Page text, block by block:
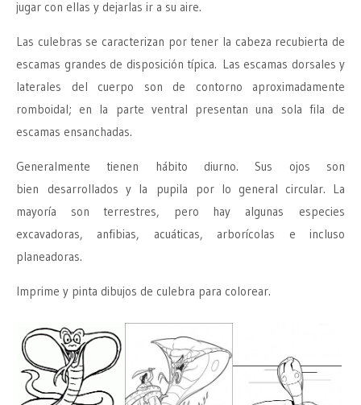
jugar con ellas y dejarlas ir a su aire.
Las culebras se caracterizan por tener la cabeza recubierta de
escamas grandes de disposición típica. Las escamas dorsales y
laterales del cuerpo son de contorno aproximadamente
romboidal; en la parte ventral presentan una sola fila de
escamas ensanchadas.
Generalmente tienen hábito diurno. Sus ojos son
bien desarrollados y la pupila por lo general circular. La
mayoría son terrestres, pero hay algunas especies
excavadoras, anfibias, acuáticas, arborícolas e incluso
planeadoras.
Imprime y pinta dibujos de culebra para colorear.